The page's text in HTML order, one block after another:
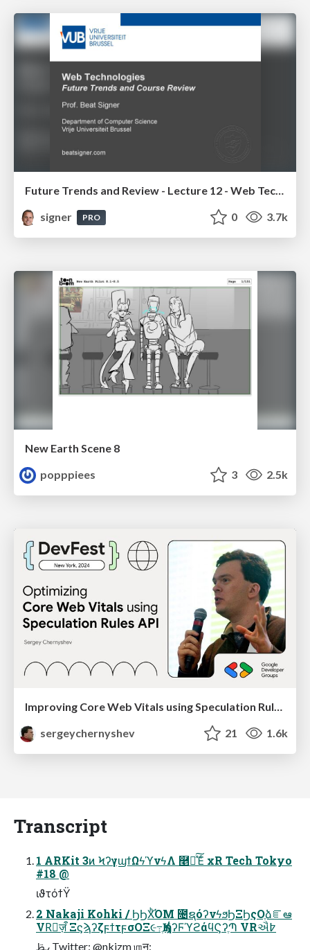
Future Trends and Review - Lecture 12 - Web Technologies (1019888BNR)
signer
PRO 0 3.7k
New Earth Scene 8
popppiees
3 2.5k
sergeychernyshev
21 1.6k
Transcript
1 ARKit 3ͷ ϞʔγϣϯΩϟϓνϟΛ ࿥ըͯ͠Έͨ xR Tech Tokyo
#18 @
ιϑτόϯΫ
2 Nakaji Kohki / ϦϦΧͪΌΜ ೔ຊόʔνϟϧϦΞϦςΟֶձೝఆ
VRٕज़ऀ ΞϛϡʔζϝϯτϝσΟΞ૯߹ֶӃ ήʔϜϓϩάϥϚʔֶՊ VRઐ߈
ߨࢣ Twitter: @nkjzm ஶॻ: